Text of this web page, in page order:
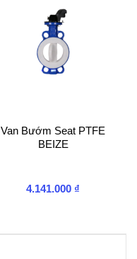
Van Bướm Seat PTFE
BEIZE
4.141.000 ₫